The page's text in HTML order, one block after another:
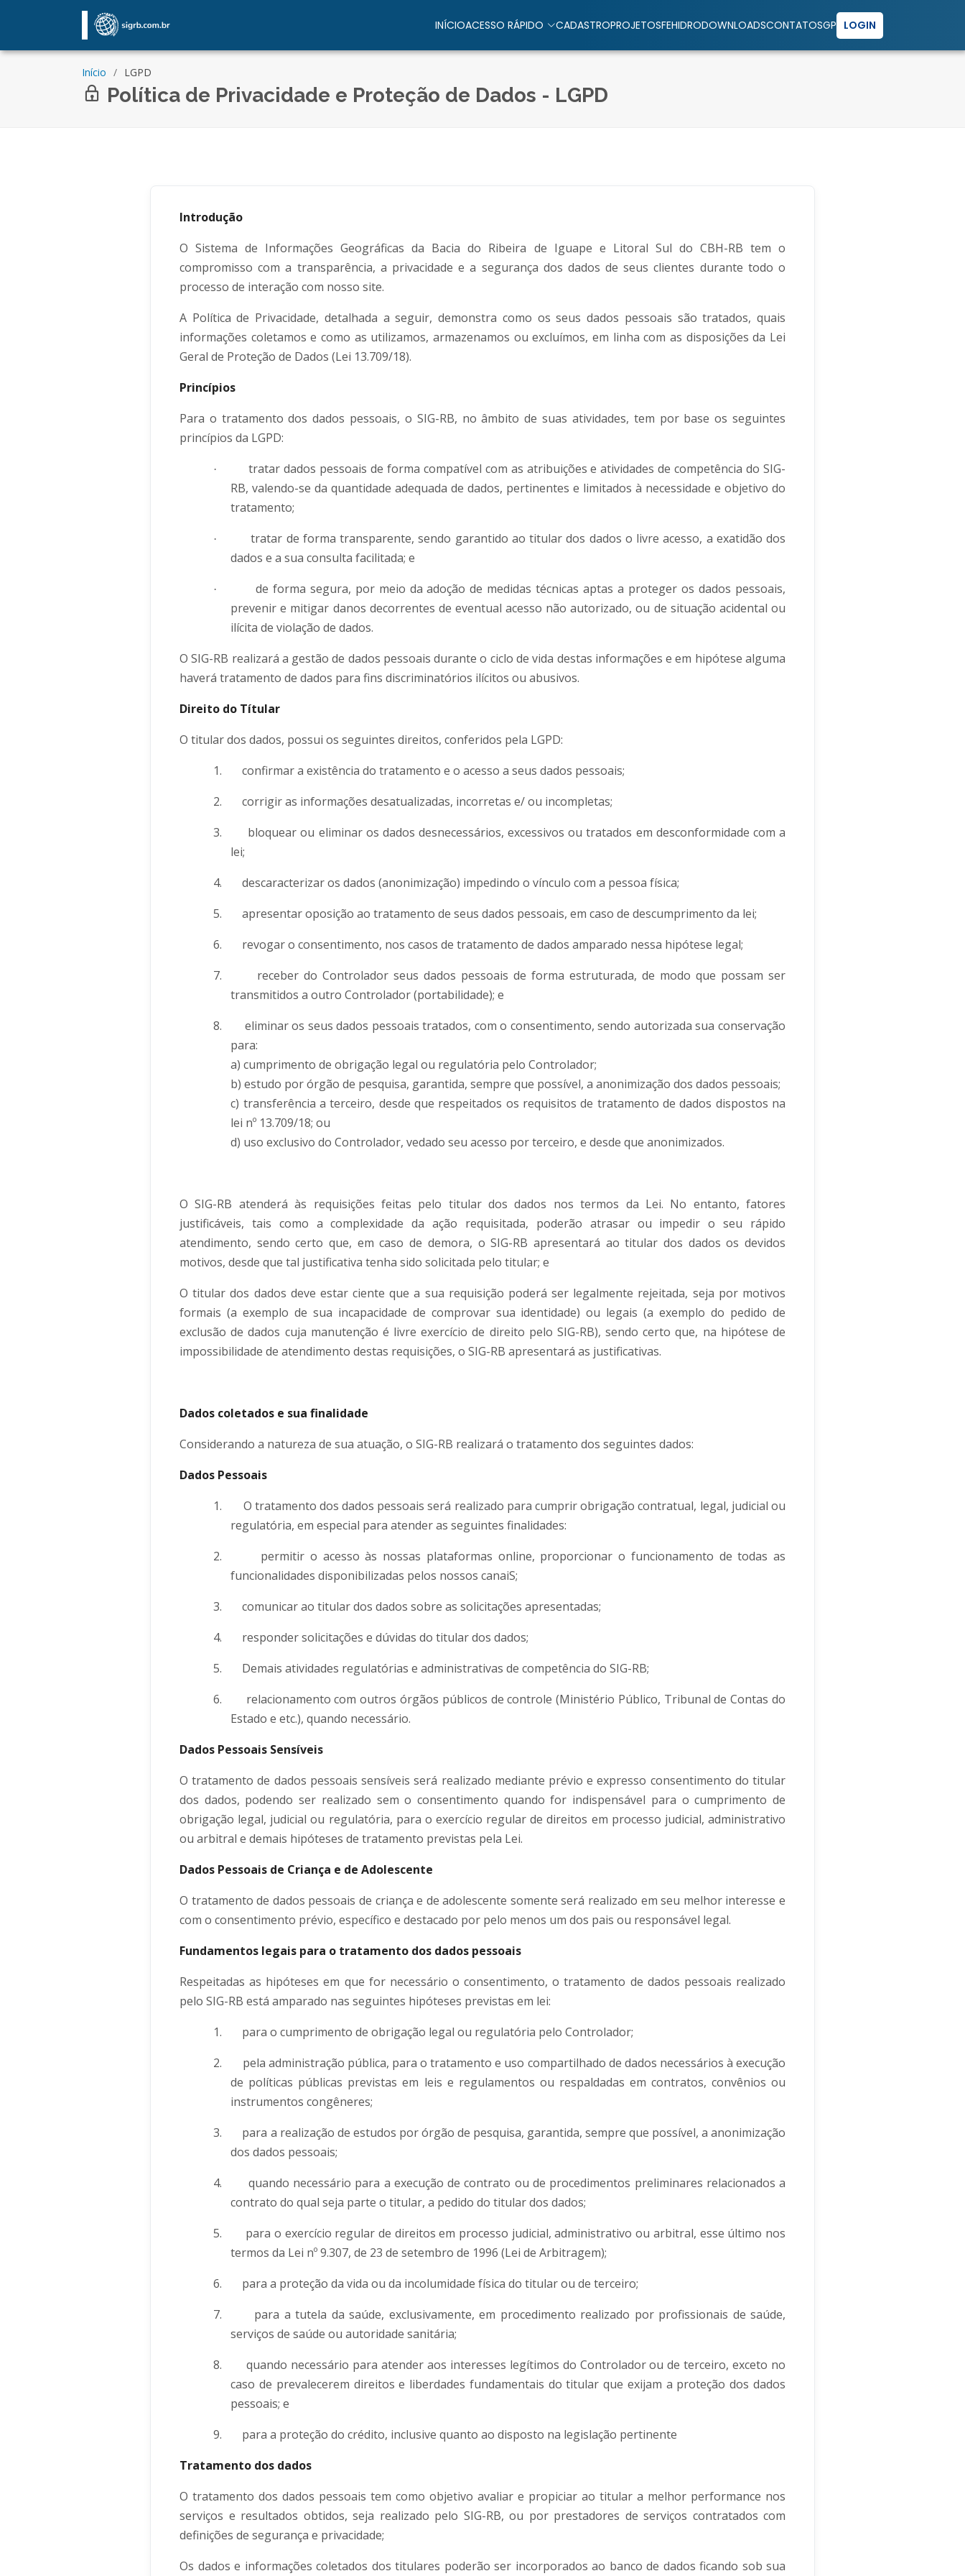
INÍCIOACESSO RÁPIDO CADASTROPROJETOSFEHIDRODOWNLOADSCONTATOSGP LOGIN
Início LGPD
Política de Privacidade e Proteção de Dados - LGPD
Introdução
O Sistema de Informações Geográficas da Bacia do Ribeira de Iguape e Litoral Sul do CBH-RB tem o
compromisso com a transparência, a privacidade e a segurança dos dados de seus clientes durante todo o
processo de interação com nosso site.
A Política de Privacidade, detalhada a seguir, demonstra como os seus dados pessoais são tratados, quais
informações coletamos e como as utilizamos, armazenamos ou excluímos, em linha com as disposições da Lei
Geral de Proteção de Dados (Lei 13.709/18).
Princípios
Para o tratamento dos dados pessoais, o SIG-RB, no âmbito de suas atividades, tem por base os seguintes
princípios da LGPD:
·
tratar dados pessoais de forma compatível com as atribuições e atividades de competência do SIG-
RB, valendo-se da quantidade adequada de dados, pertinentes e limitados à necessidade e objetivo do
tratamento;
·
tratar de forma transparente, sendo garantido ao titular dos dados o livre acesso, a exatidão dos
dados e a sua consulta facilitada; e
·
de forma segura, por meio da adoção de medidas técnicas aptas a proteger os dados pessoais,
prevenir e mitigar danos decorrentes de eventual acesso não autorizado, ou de situação acidental ou
ilícita de violação de dados.
O SIG-RB realizará a gestão de dados pessoais durante o ciclo de vida destas informações e em hipótese alguma
haverá tratamento de dados para fins discriminatórios ilícitos ou abusivos.
Direito do Títular
O titular dos dados, possui os seguintes direitos, conferidos pela LGPD:
1.
confirmar a existência do tratamento e o acesso a seus dados pessoais;
2.
corrigir as informações desatualizadas, incorretas e/ ou incompletas;
3.
bloquear ou eliminar os dados desnecessários, excessivos ou tratados em desconformidade com a
lei;
4.
descaracterizar os dados (anonimização) impedindo o vínculo com a pessoa física;
5.
apresentar oposição ao tratamento de seus dados pessoais, em caso de descumprimento da lei;
6.
revogar o consentimento, nos casos de tratamento de dados amparado nessa hipótese legal;
7.
receber do Controlador seus dados pessoais de forma estruturada, de modo que possam ser
transmitidos a outro Controlador (portabilidade); e
8.
eliminar os seus dados pessoais tratados, com o consentimento, sendo autorizada sua conservação
para:
a) cumprimento de obrigação legal ou regulatória pelo Controlador;
b) estudo por órgão de pesquisa, garantida, sempre que possível, a anonimização dos dados pessoais;
c) transferência a terceiro, desde que respeitados os requisitos de tratamento de dados dispostos na
lei nº 13.709/18; ou
d) uso exclusivo do Controlador, vedado seu acesso por terceiro, e desde que anonimizados.
O SIG-RB atenderá às requisições feitas pelo titular dos dados nos termos da Lei. No entanto, fatores
justificáveis, tais como a complexidade da ação requisitada, poderão atrasar ou impedir o seu rápido
atendimento, sendo certo que, em caso de demora, o SIG-RB apresentará ao titular dos dados os devidos
motivos, desde que tal justificativa tenha sido solicitada pelo titular; e
O titular dos dados deve estar ciente que a sua requisição poderá ser legalmente rejeitada, seja por motivos
formais (a exemplo de sua incapacidade de comprovar sua identidade) ou legais (a exemplo do pedido de
exclusão de dados cuja manutenção é livre exercício de direito pelo SIG-RB), sendo certo que, na hipótese de
impossibilidade de atendimento destas requisições, o SIG-RB apresentará as justificativas.
Dados coletados e sua finalidade
Considerando a natureza de sua atuação, o SIG-RB realizará o tratamento dos seguintes dados:
Dados Pessoais
1.
O tratamento dos dados pessoais será realizado para cumprir obrigação contratual, legal, judicial ou
regulatória, em especial para atender as seguintes finalidades:
2.
permitir o acesso às nossas plataformas online, proporcionar o funcionamento de todas as
funcionalidades disponibilizadas pelos nossos canaiS;
3.
comunicar ao titular dos dados sobre as solicitações apresentadas;
4.
responder solicitações e dúvidas do titular dos dados;
5.
Demais atividades regulatórias e administrativas de competência do SIG-RB;
6.
relacionamento com outros órgãos públicos de controle (Ministério Público, Tribunal de Contas do
Estado e etc.), quando necessário.
Dados Pessoais Sensíveis
O tratamento de dados pessoais sensíveis será realizado mediante prévio e expresso consentimento do titular
dos dados, podendo ser realizado sem o consentimento quando for indispensável para o cumprimento de
obrigação legal, judicial ou regulatória, para o exercício regular de direitos em processo judicial, administrativo
ou arbitral e demais hipóteses de tratamento previstas pela Lei.
Dados Pessoais de Criança e de Adolescente
O tratamento de dados pessoais de criança e de adolescente somente será realizado em seu melhor interesse e
com o consentimento prévio, específico e destacado por pelo menos um dos pais ou responsável legal.
Fundamentos legais para o tratamento dos dados pessoais
Respeitadas as hipóteses em que for necessário o consentimento, o tratamento de dados pessoais realizado
pelo SIG-RB está amparado nas seguintes hipóteses previstas em lei:
1.
para o cumprimento de obrigação legal ou regulatória pelo Controlador;
2.
pela administração pública, para o tratamento e uso compartilhado de dados necessários à execução
de políticas públicas previstas em leis e regulamentos ou respaldadas em contratos, convênios ou
instrumentos congêneres;
3.
para a realização de estudos por órgão de pesquisa, garantida, sempre que possível, a anonimização
dos dados pessoais;
4.
quando necessário para a execução de contrato ou de procedimentos preliminares relacionados a
contrato do qual seja parte o titular, a pedido do titular dos dados;
5.
para o exercício regular de direitos em processo judicial, administrativo ou arbitral, esse último nos
termos da Lei nº 9.307, de 23 de setembro de 1996 (Lei de Arbitragem);
6.
para a proteção da vida ou da incolumidade física do titular ou de terceiro;
7.
para a tutela da saúde, exclusivamente, em procedimento realizado por profissionais de saúde,
serviços de saúde ou autoridade sanitária;
8.
quando necessário para atender aos interesses legítimos do Controlador ou de terceiro, exceto no
caso de prevalecerem direitos e liberdades fundamentais do titular que exijam a proteção dos dados
pessoais; e
9.
para a proteção do crédito, inclusive quanto ao disposto na legislação pertinente
Tratamento dos dados
O tratamento dos dados pessoais tem como objetivo avaliar e propiciar ao titular a melhor performance nos
serviços e resultados obtidos, seja realizado pelo SIG-RB, ou por prestadores de serviços contratados com
definições de segurança e privacidade;
Os dados e informações coletados dos titulares poderão ser incorporados ao banco de dados ficando sob sua